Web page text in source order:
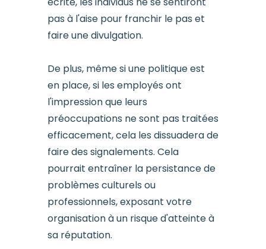
pas à l'aise pour franchir le pas et
faire une divulgation.
De plus, même si une politique est
en place, si les employés ont
l'impression que leurs
préoccupations ne sont pas traitées
efficacement, cela les dissuadera de
faire des signalements. Cela
pourrait entraîner la persistance de
problèmes culturels ou
professionnels, exposant votre
organisation à un risque d'atteinte à
sa réputation.